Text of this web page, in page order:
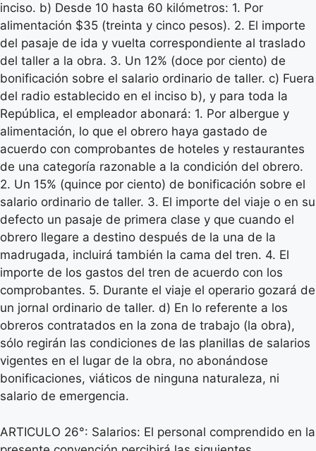
inciso. b) Desde 10 hasta 60 kilómetros: 1. Por
alimentación $35 (treinta y cinco pesos). 2. El importe
del pasaje de ida y vuelta correspondiente al traslado
del taller a la obra. 3. Un 12% (doce por ciento) de
bonificación sobre el salario ordinario de taller. c) Fuera
del radio establecido en el inciso b), y para toda la
República, el empleador abonará: 1. Por albergue y
alimentación, lo que el obrero haya gastado de
acuerdo con comprobantes de hoteles y restaurantes
de una categoría razonable a la condición del obrero.
2. Un 15% (quince por ciento) de bonificación sobre el
salario ordinario de taller. 3. El importe del viaje o en su
defecto un pasaje de primera clase y que cuando el
obrero llegare a destino después de la una de la
madrugada, incluirá también la cama del tren. 4. El
importe de los gastos del tren de acuerdo con los
comprobantes. 5. Durante el viaje el operario gozará de
un jornal ordinario de taller. d) En lo referente a los
obreros contratados en la zona de trabajo (la obra),
sólo regirán las condiciones de las planillas de salarios
vigentes en el lugar de la obra, no abonándose
bonificaciones, viáticos de ninguna naturaleza, ni
salario de emergencia.
ARTICULO 26°: Salarios: El personal comprendido en la